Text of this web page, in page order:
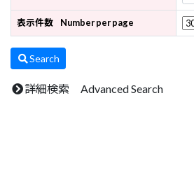
表示件数 Number per page
Search
詳細検索 Advanced Search